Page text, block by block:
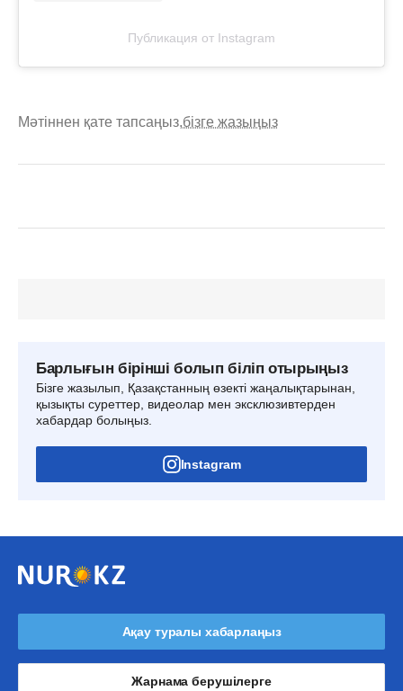
Публикация от Instagram
Мәтіннен қате тапсаңыз,бізге жазыңыз
Барлығын бірінші болып біліп отырыңыз
Бізге жазылып, Қазақстанның өзекті жаңалықтарынан,
қызықты суреттер, видеолар мен эксклюзивтерден
хабардар болыңыз.
Instagram
Ақау туралы хабарлаңыз
Жарнама берушілерге